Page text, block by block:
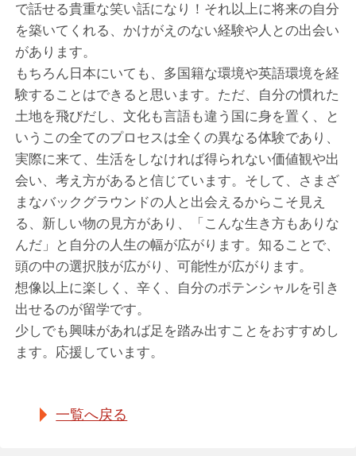
で話せる貴重な笑い話になり！それ以上に将来の自分
を築いてくれる、かけがえのない経験や人との出会い
があります。
もちろん日本にいても、多国籍な環境や英語環境を経
験することはできると思います。ただ、自分の慣れた
土地を飛びだし、文化も言語も違う国に身を置く、と
いうこの全てのプロセスは全くの異なる体験であり、
実際に来て、生活をしなければ得られない価値観や出
会い、考え方があると信じています。そして、さまざ
まなバックグラウンドの人と出会えるからこそ見え
る、新しい物の見方があり、「こんな生き方もありな
んだ」と自分の人生の幅が広がります。知ることで、
頭の中の選択肢が広がり、可能性が広がります。
想像以上に楽しく、辛く、自分のポテンシャルを引き
出せるのが留学です。
少しでも興味があれば足を踏み出すことをおすすめし
ます。応援しています。
一覧へ戻る